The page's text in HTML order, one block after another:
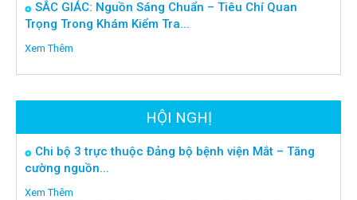
SẮC GIÁC: Nguồn Sáng Chuẩn – Tiêu Chí Quan
Trọng Trong Khám Kiểm Tra...
Xem Thêm
HỘI NGHỊ
Chi bộ 3 trực thuộc Đảng bộ bệnh viện Mắt – Tăng
cường nguồn...
Xem Thêm